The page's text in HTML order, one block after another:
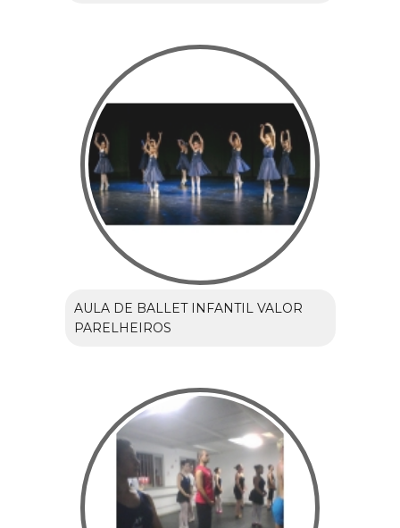
AULA DE BALLET INFANTIL VALOR
PARELHEIROS